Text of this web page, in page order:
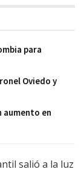
para
Oviedo y
aumento en
salió a la luz